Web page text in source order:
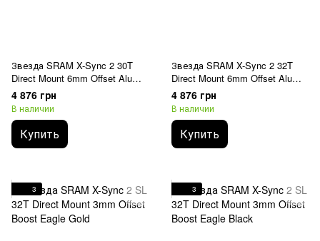
Звезда SRAM X-Sync 2 30T
Direct Mount 6mm Offset Alum
Eagle Black
4 876 грн
В наличии
Купить
Звезда SRAM X-Sync 2 32T
Direct Mount 6mm Offset Alum
Eagle Black
4 876 грн
В наличии
Купить
3 3